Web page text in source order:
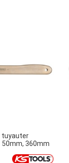
tuyauter
50mm, 360mm